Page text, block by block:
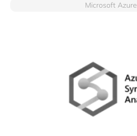
Microsoft Azure